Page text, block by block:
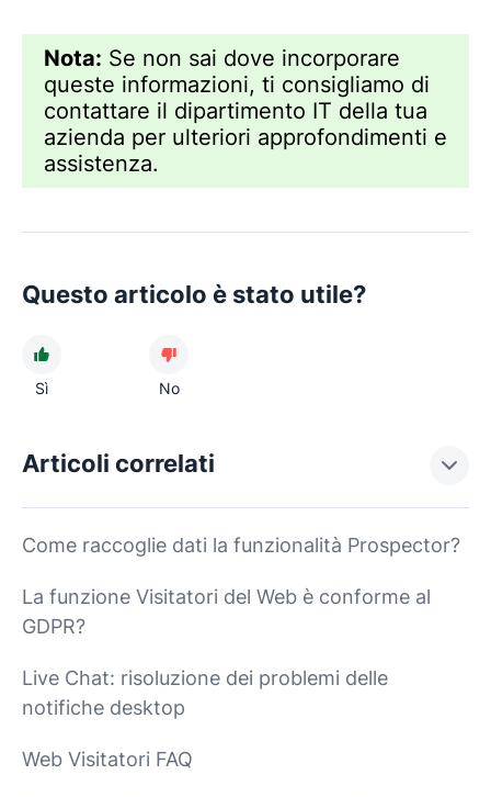
Nota: Se non sai dove incorporare
queste informazioni, ti consigliamo di
contattare il dipartimento IT della tua
azienda per ulteriori approfondimenti e
assistenza.
Questo articolo è stato utile?
Sì No
Articoli correlati
Come raccoglie dati la funzionalità Prospector?
La funzione Visitatori del Web è conforme al
GDPR?
Live Chat: risoluzione dei problemi delle
notifiche desktop
Web Visitatori FAQ